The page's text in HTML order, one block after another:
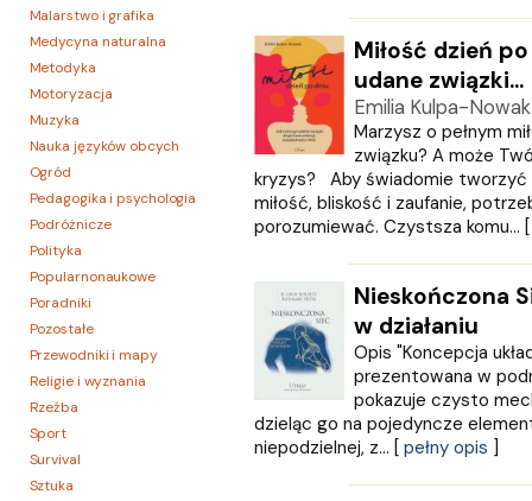
Malarstwo i grafika
Medycyna naturalna
Metodyka
Motoryzacja
Muzyka
Nauka języków obcych
Ogród
Pedagogika i psychologia
Podróżnicze
Polityka
Popularnonaukowe
Poradniki
Pozostałe
Przewodniki i mapy
Religie i wyznania
Rzeźba
Sport
Survival
Sztuka
Miłość dzień
udane związki...
Emilia Kulpa-Nowak
Marzysz o pełnym
związku? A może
kryzys? Aby świadomie tworzyć
miłość, bliskość i zaufanie,
porozumiewać. Czystsza komu...
Nieskończona
w działaniu
Opis "Koncepcja
prezentowana w
pokazuje czysto
dzieląc go na pojedyncze
niepodzielnej, z... [ pełny opis ]